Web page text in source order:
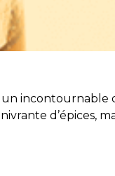
incontournable
d’épices,